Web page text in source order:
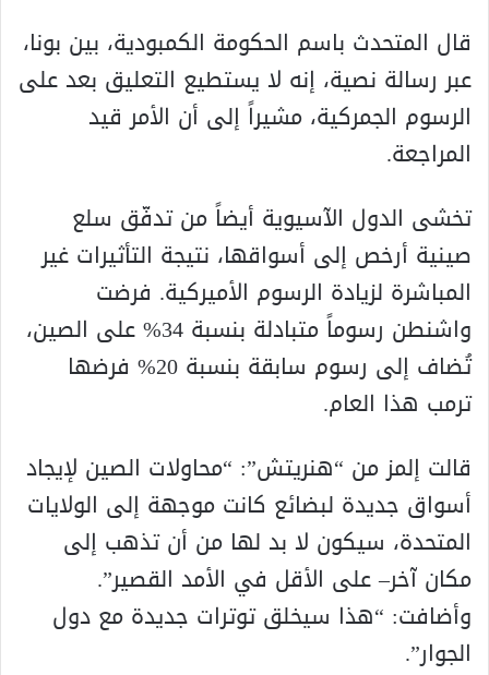
قال المتحدث باسم الحكومة الكمبودية، بين بونا،
عبر رسالة نصية، إنه لا يستطيع التعليق بعد على
الرسوم الجمركية، مشيراً إلى أن الأمر قيد
المراجعة.
تخشى الدول الآسيوية أيضاً من تدفّق سلع
صينية أرخص إلى أسواقها، نتيجة التأثيرات غير
المباشرة لزيادة الرسوم الأميركية. فرضت
واشنطن رسوماً متبادلة بنسبة 34% على الصين،
تُضاف إلى رسوم سابقة بنسبة 20% فرضها
ترمب هذا العام.
قالت إلمز من “هنريتش”: “محاولات الصين لإيجاد
أسواق جديدة لبضائع كانت موجهة إلى الولايات
المتحدة، سيكون لا بد لها من أن تذهب إلى
مكان آخر– على الأقل في الأمد القصير”.
وأضافت: “هذا سيخلق توترات جديدة مع دول
الجوار”.